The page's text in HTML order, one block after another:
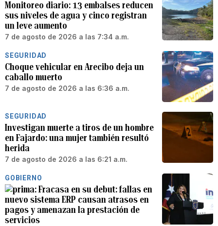
Monitoreo diario: 13 embalses reducen
sus niveles de agua y cinco registran
un leve aumento
7 de agosto de 2026 a las 7:34 a.m.
SEGURIDAD
Choque vehicular en Arecibo deja un
caballo muerto
7 de agosto de 2026 a las 6:36 a.m.
SEGURIDAD
Investigan muerte a tiros de un hombre
en Fajardo: una mujer también resultó
herida
7 de agosto de 2026 a las 6:21 a.m.
GOBIERNO
Fracasa en su debut: fallas en
nuevo sistema ERP causan atrasos en
pagos y amenazan la prestación de
servicios